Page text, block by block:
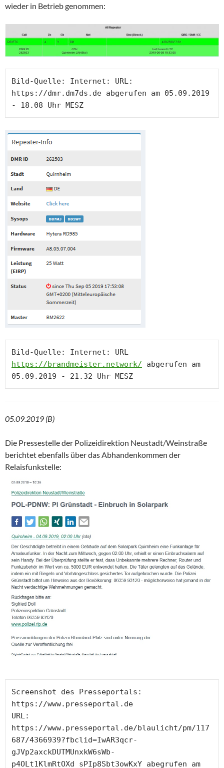
wieder in Betrieb genommen:
Bild-Quelle: Internet: URL:
https://dmr.dm7ds.de abgerufen am 05.09.2019
- 18.08 Uhr MESZ
https://brandmeister.network/ abgerufen am
05.09.2019 (B)
Die Pressestelle der Polizeidirektion Neustadt/Weinstraße
berichtet ebenfalls über das Abhandenkommen der
Relaisfunkstelle:
Screenshot des Presseportals:
https://www.presseportal.de
URL:
https://www.presseportal.de/blaulicht/pm/117
687/4366939?fbclid=IwAR3qcr-
gJVp2axckDUTMUnxkW6sWb-
p4OLt1KlmRtOXd_sPIp8Sbt3owKxY abegrufen am